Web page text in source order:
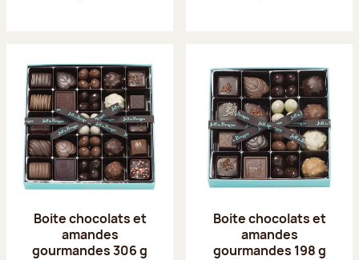
Boite chocolats et
amandes
gourmandes 306 g
Boite chocolats et
amandes
gourmandes 198 g